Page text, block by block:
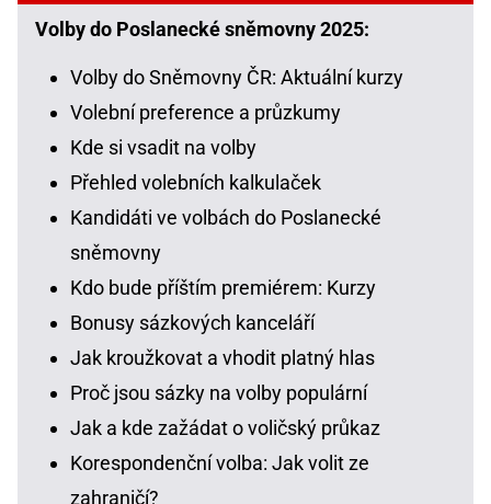
Volby do Poslanecké sněmovny 2025:
Volby do Sněmovny ČR: Aktuální kurzy
Volební preference a průzkumy
Kde si vsadit na volby
Přehled volebních kalkulaček
Kandidáti ve volbách do Poslanecké
sněmovny
Kdo bude příštím premiérem: Kurzy
Bonusy sázkových kanceláří
Jak kroužkovat a vhodit platný hlas
Proč jsou sázky na volby populární
Jak a kde zažádat o voličský průkaz
Korespondenční volba: Jak volit ze
zahraničí?